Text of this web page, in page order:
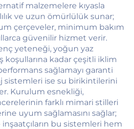
malzemelere kıyasla
ve uzun ömürlülük sunar;
çerçeveler, minimum bakım
güvenilir hizmet verir.
yeteneği, yoğun yaz
koşullarına kadar çeşitli iklim
sağlamayı garanti
sistemleri ise su birikintilerini
Kurulum esnekliği,
farklı mimari stilleri
uyum sağlamasını sağlar;
bu sistemleri hem